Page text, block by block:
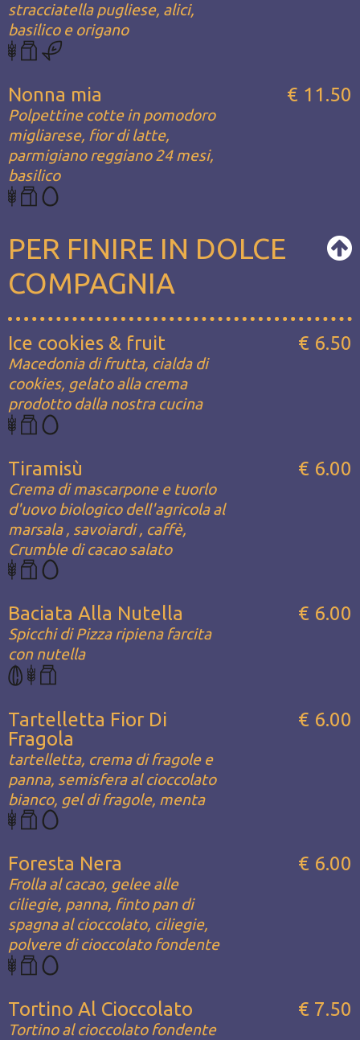
stracciatella pugliese, alici,
basilico e origano
Nonna mia
Polpettine cotte in pomodoro
migliarese, fior di latte,
parmigiano reggiano 24 mesi,
basilico
€ 11.50
PER FINIRE IN DOLCE
COMPAGNIA
Ice cookies & fruit
Macedonia di frutta, cialda di
cookies, gelato alla crema
prodotto dalla nostra cucina
€ 6.50
Tiramisù
Crema di mascarpone e tuorlo
d'uovo biologico dell'agricola al
marsala , savoiardi , caffè,
Crumble di cacao salato
€ 6.00
Baciata Alla Nutella
Spicchi di Pizza ripiena farcita
con nutella
€ 6.00
Tartelletta Fior Di
Fragola
tartelletta, crema di fragole e
panna, semisfera al cioccolato
bianco, gel di fragole, menta
€ 6.00
Foresta Nera
Frolla al cacao, gelee alle
ciliegie, panna, finto pan di
spagna al cioccolato, ciliegie,
polvere di cioccolato fondente
€ 6.00
Tortino Al Cioccolato
Tortino al cioccolato fondente
€ 7.50